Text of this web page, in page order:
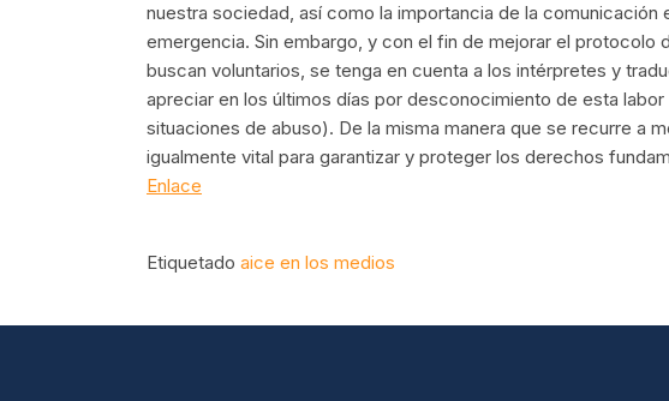
nuestra sociedad, así como la importancia de la
emergencia. Sin embargo, y con el fin de mejorar el protocolo
buscan voluntarios, se tenga en cuenta a los intérpretes y
apreciar en los últimos días por desconocimiento de esta
situaciones de abuso). De la misma manera que se recurre a
igualmente vital para garantizar y proteger los derechos
Enlace
Etiquetado aice en los medios